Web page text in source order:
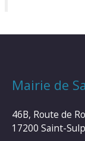
Mairie de
46B, Route de
17200 Saint-